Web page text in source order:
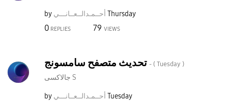
by أحــمـدالــعــانـــي Thursday
0 REPLIES 79 VIEWS
تحديث متصفح سامسونج - ( Tuesday )
جالاكسى S
by أحــمـدالــعــانـــي Tuesday